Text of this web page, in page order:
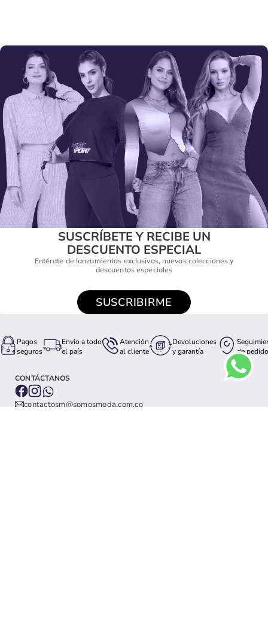
SUSCRÍBETE Y RECIBE UN
DESCUENTO ESPECIAL
Entérate de lanzamientos exclusivos, nuevas colecciones y
descuentos especiales
SUSCRIBIRME
Pagos
seguros
Envio a todo
el país
Atención
al cliente
Devoluciones
y garantía
de pedido
CONTÁCTANOS
contactosm@somosmoda.com.co